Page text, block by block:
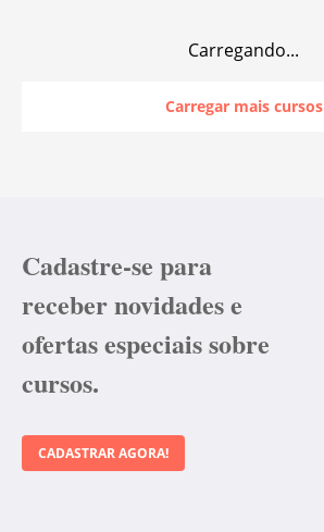
Carregando...
Carregar mais cursos
Cadastre-se para
receber novidades e
ofertas especiais sobre
cursos.
CADASTRAR AGORA!